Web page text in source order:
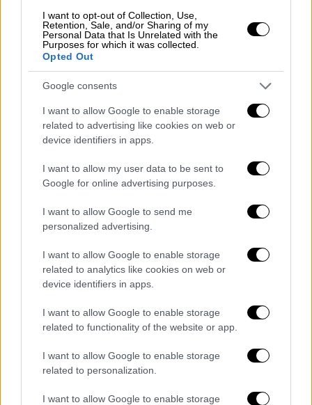
I want to opt-out of Collection, Use,
Retention, Sale, and/or Sharing of my
Personal Data that Is Unrelated with the
Purposes for which it was collected.
Opted Out
Google consents
I want to allow Google to enable storage
related to advertising like cookies on web or
device identifiers in apps.
I want to allow my user data to be sent to
Google for online advertising purposes.
I want to allow Google to send me
personalized advertising.
I want to allow Google to enable storage
related to analytics like cookies on web or
device identifiers in apps.
I want to allow Google to enable storage
related to functionality of the website or app.
I want to allow Google to enable storage
related to personalization.
I want to allow Google to enable storage
«Η επίσκεψη της αντιπροσωπείας του
Κογκρέσουμας στηνΤαϊβάντιμά την
ακλόνητη δέσμευση της Αμερικής να
υποστηρίξει τη ζωντανή δημοκρατία της
Ταϊβάν», είπε ηΠελόζι
σε δήλωση λίγο μετά
την προσγείωση του αεροσκάφους που την
μετέφερε.
America’s solidarity with the 23
million people of Taiwan is more
important today than ever, as the
world faces a choice between
autocracy and democracy.
— Nancy Pelosi (@SpeakerPelosi)
August 2, 2022
«Η αλληλεγγύη της Αμερικής προς τους 23
εκατομμύρια ανθρώπους της Ταϊβάν είναι
πιο σημαντική σήμερα από ποτέ, καθώς ο
κόσμος βρίσκεται αντιμέτωπος με μια
επιλογή μεταξύ απολυταρχίας και
δημοκρατίας», είπε χαρακτηριστικά.